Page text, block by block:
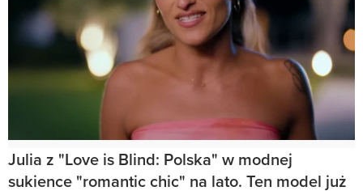
Julia z "Love is Blind: Polska" w modnej
sukience "romantic chic" na lato. Ten model już